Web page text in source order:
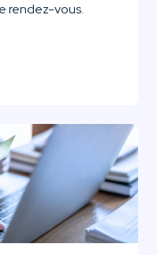
rendez-vous.